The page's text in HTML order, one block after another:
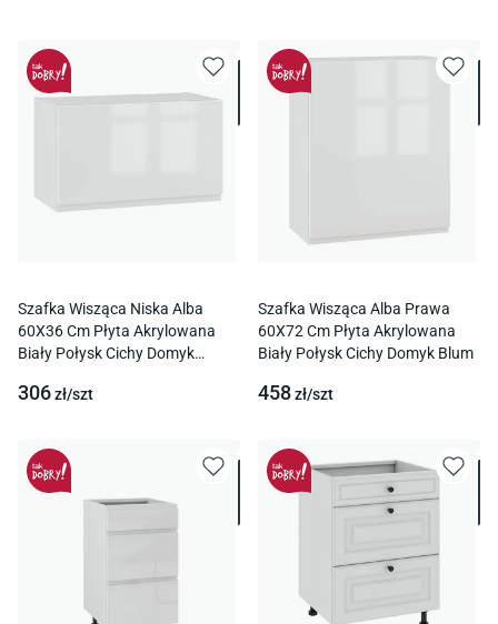
Szafka Wisząca Niska Alba
60X36 Cm Płyta Akrylowana
Biały Połysk Cichy Domyk
306zł/szt
Szafka Wisząca Alba Prawa
60X72 Cm Płyta Akrylowana
Biały Połysk Cichy Domyk Blum
458zł/szt